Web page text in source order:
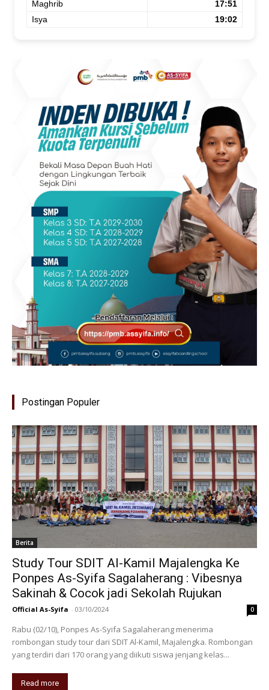
Maghrib
17:51
Isya
19:02
Postingan Populer
Berita
Study Tour SDIT Al-Kamil Majalengka Ke
Ponpes As-Syifa Sagalaherang : Vibesnya
Sakinah & Cocok jadi Sekolah Rujukan
Official As-Syifa - 03/10/2024 0
Rabu (02/10), Ponpes As-Syifa Sagalaherang menerima
rombongan study tour dari SDIT Al-Kamil, Majalengka. Rombongan
yang terdiri dari 170 orang yang diikuti siswa jenjang kelas...
Read more